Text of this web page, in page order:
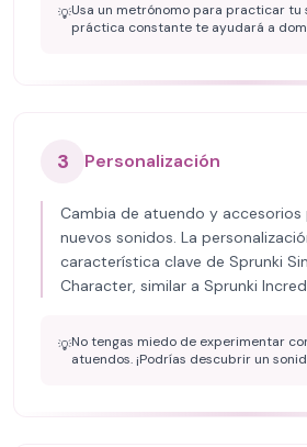
💡Usa un metrónomo para practicar tu
práctica constante te ayudará a
3 Personalización
Cambia de atuendo y accesorios
nuevos sonidos. La
característica clave de Sprunki
Character, similar a Sprunki
💡No tengas miedo de experimentar
atuendos. ¡Podrías descubrir un